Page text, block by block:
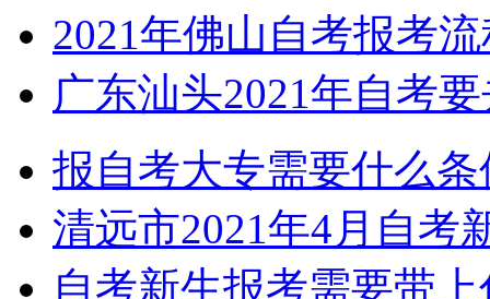
2021年佛山自考报考
广东汕头2021年自考
报自考大专需要什么条
清远市2021年4月自考
自考新生报考需要带